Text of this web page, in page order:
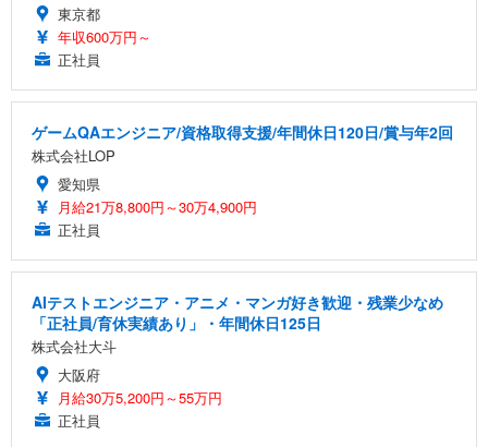
東京都
年収600万円～
正社員
ゲームQAエンジニア/資格取得支援/年間休日120日/賞与年2回
株式会社LOP
愛知県
月給21万8,800円～30万4,900円
正社員
AIテストエンジニア・アニメ・マンガ好き歓迎・残業少なめ
「正社員/育休実績あり」・年間休日125日
株式会社大斗
大阪府
月給30万5,200円～55万円
正社員